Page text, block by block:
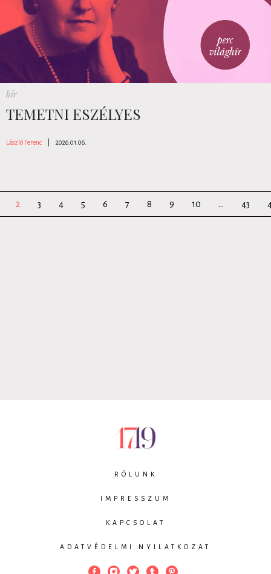
hír
TEMETNI ESZÉLYES
László Ferenc 2026.01.06.
2 3 4 5 6 7 8 9 10 ... 43
RÓLUNK
IMPRESSZUM
KAPCSOLAT
ADATVÉDELMI NYILATKOZAT